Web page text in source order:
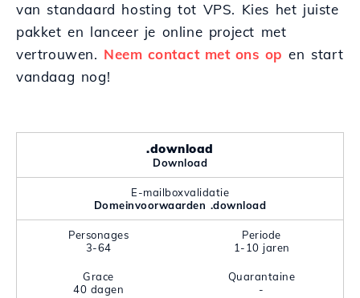
van standaard hosting tot VPS. Kies het juiste
pakket en lanceer je online project met
vertrouwen. Neem contact met ons op en start
vandaag nog!
.download
Download
E-mailboxvalidatie
Domeinvoorwaarden .download
Personages
3-64
Periode
1-10 jaren
Grace
40 dagen
Quarantaine
-